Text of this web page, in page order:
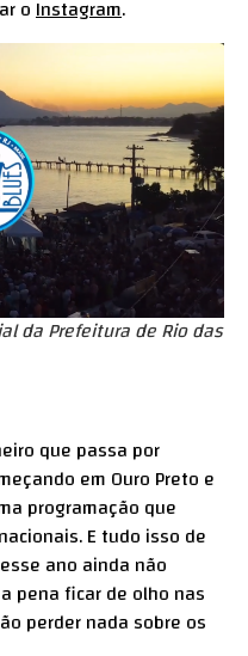
oInstagram.
da Prefeitura de Rio das
que passa por
em Ouro Preto e
programação que
E tudo isso de
ano ainda não
pena ficar de olho nas
perder nada sobre os